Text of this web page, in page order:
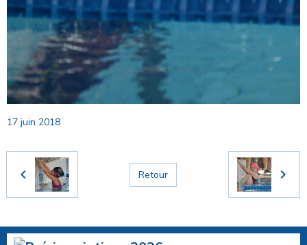
17 juin 2018
Retour